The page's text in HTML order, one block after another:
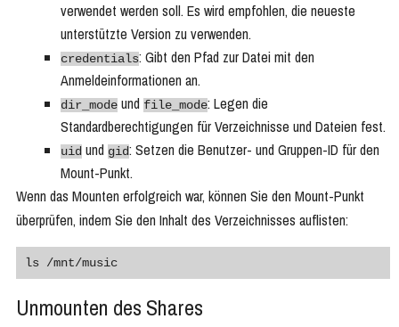
verwendet werden soll. Es wird empfohlen, die neueste
unterstützte Version zu verwenden.
credentials: Gibt den Pfad zur Datei mit den
Anmeldeinformationen an.
dir_mode und file_mode: Legen die
Standardberechtigungen für Verzeichnisse und Dateien fest.
uid und gid: Setzen die Benutzer- und Gruppen-ID für den
Mount-Punkt.
Wenn das Mounten erfolgreich war, können Sie den Mount-Punkt
überprüfen, indem Sie den Inhalt des Verzeichnisses auflisten:
ls /mnt/music
Unmounten des Shares